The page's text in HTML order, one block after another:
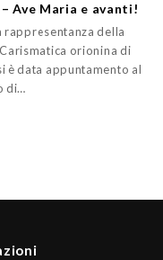
– Ave Maria e avanti!
rappresentanza della
orionina di
è data appuntamento al
di…